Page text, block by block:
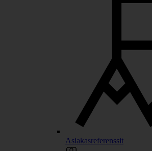
Asiakasreferenssit